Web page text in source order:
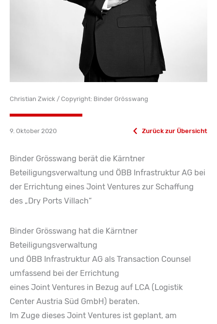
Christian Zwick / Copyright: Binder Grösswang
9. Oktober 2020 Zurück zur Übersicht
Binder Grösswang berät die Kärntner
Beteiligungsverwaltung und ÖBB Infrastruktur AG bei
der Errichtung eines Joint Ventures zur Schaffung
des „Dry Ports Villach“
Binder Grösswang hat die Kärntner
Beteiligungsverwaltung
und ÖBB Infrastruktur AG als Transaction Counsel
umfassend bei der Errichtung
eines Joint Ventures in Bezug auf LCA (Logistik
Center Austria Süd GmbH) beraten.
Im Zuge dieses Joint Ventures ist geplant, am